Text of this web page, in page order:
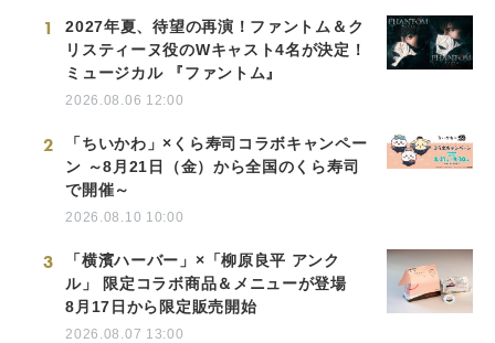
1
2027年夏、待望の再演！ファントム＆ク
リスティーヌ役のWキャスト4名が決定！
ミュージカル 『ファントム』
2026.08.06 12:00
2
「ちいかわ」×くら寿司コラボキャンペー
ン ～8月21日（金）から全国のくら寿司
で開催～
2026.08.10 10:00
3
「横濱ハーバー」×「柳原良平 アンク
ル」 限定コラボ商品＆メニューが登場
8月17日から限定販売開始
2026.08.07 13:00